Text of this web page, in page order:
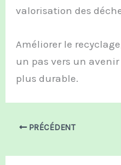
valorisation des
Améliorer le
un pas vers un
plus durable.
PRÉCÉDENT